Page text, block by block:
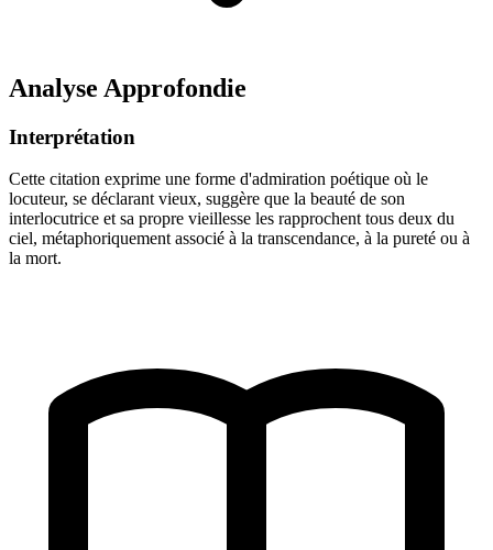
Analyse Approfondie
Interprétation
Cette citation exprime une forme d'admiration poétique où le
locuteur, se déclarant vieux, suggère que la beauté de son
interlocutrice et sa propre vieillesse les rapprochent tous deux du
ciel, métaphoriquement associé à la transcendance, à la pureté ou à
la mort.